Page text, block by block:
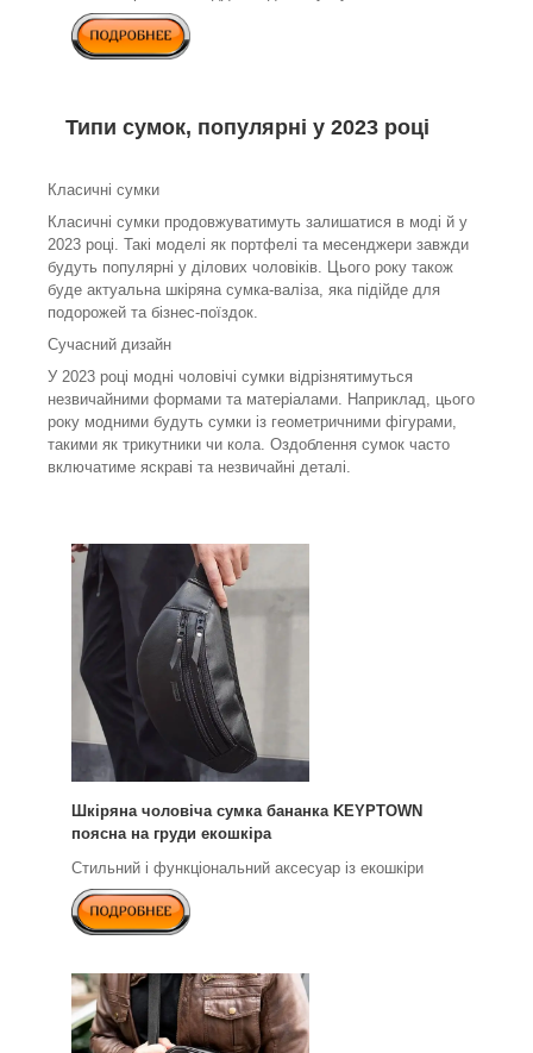
Типи сумок, популярні у 2023 році
Класичні сумки
Класичні сумки продовжуватимуть залишатися в моді й у
2023 році. Такі моделі як портфелі та месенджери завжди
будуть популярні у ділових чоловіків. Цього року також
буде актуальна шкіряна сумка-валіза, яка підійде для
подорожей та бізнес-поїздок.
Сучасний дизайн
У 2023 році модні чоловічі сумки відрізнятимуться
незвичайними формами та матеріалами. Наприклад, цього
року модними будуть сумки із геометричними фігурами,
такими як трикутники чи кола. Оздоблення сумок часто
включатиме яскраві та незвичайні деталі.
Шкіряна чоловіча сумка бананка KEYPTOWN
поясна на груди екошкіра
Стильний і функціональний аксесуар із екошкіри